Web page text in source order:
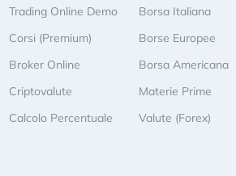
Trading Online Demo
Corsi (Premium)
Broker Online
Criptovalute
Calcolo Percentuale
Borsa Italiana
Borse Europee
Borsa Americana
Materie Prime
Valute (Forex)